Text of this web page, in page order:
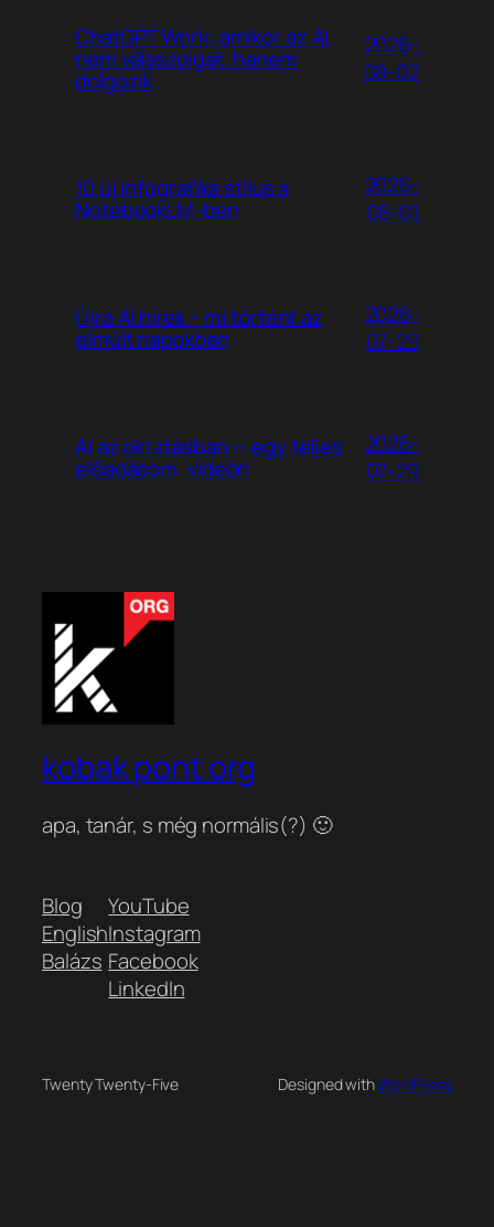
ChatGPT Work: amikor az AI
nem válaszolgat, hanem
dolgozik
2026-
08-02
10 új infografika stílus a
NotebookLM-ben
2026-
08-01
Újra AI hírek – mi történt az
elmúlt napokban
2026-
07-29
AI az oktatásban — egy teljes
előadásom, videón
2026-
07-29
kobak pont org
apa, tanár, s még normális(?) 🙂
Blog
English
Balázs
YouTube
Instagram
Facebook
LinkedIn
Twenty Twenty-Five Designed withWordPress